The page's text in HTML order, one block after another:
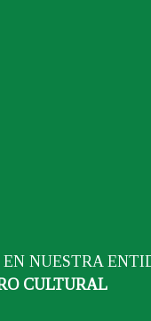
NUESTRA
CULTURAL